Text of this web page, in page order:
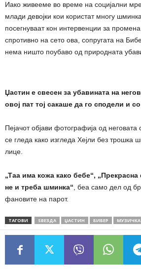
Иако живееме во време на социјални
млади девојки кои користат многу
посегнуваат кон интервенции за
спротивно на сето ова, сопругата на
нема ништо поубаво од природната
Џастин е свесен за убавината на
овој пат тој сакаше да го сподели и
Пејачот објави фотографија од неговата
се гледа како изгледа Хејли без трошка
лице.
„Таа има кожа како бебе“, „Прекрасна
не и треба шминка“ , беа само дел од
фановите на парот.
ТАГОВИ ЅВЕЗДА ЏАСТИН БИБЕР